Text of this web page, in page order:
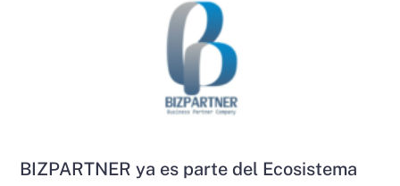
BIZPARTNER ya es parte del Ecosistema